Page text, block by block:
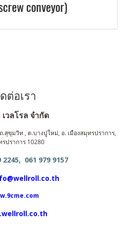
conveyor)
ต่อเรา
วลโรล จำกัด
สุขุมวิท , ต.บางปูใหม่, อ. เมืองสมุทรปราการ,
รปราการ 10280
2245, 061 979 9157